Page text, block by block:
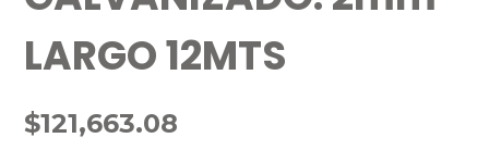
LARGO 12MTS
$121,663.08